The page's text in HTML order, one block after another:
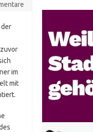
der
im
mit